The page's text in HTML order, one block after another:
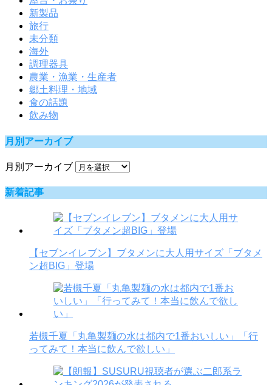
新製品
旅行
未分類
海外
調理器具
農業・漁業・生産者
郷土料理・地域
食の話題
飲み物
月別アーカイブ
月別アーカイブ
新着記事
【セブンイレブン】ブタメンに大人用サイズ「ブタメ
ン超BIG」登場
若槻千夏「丸亀製麺の水は都内で1番おいしい」「行
ってみて！本当に飲んで欲しい」